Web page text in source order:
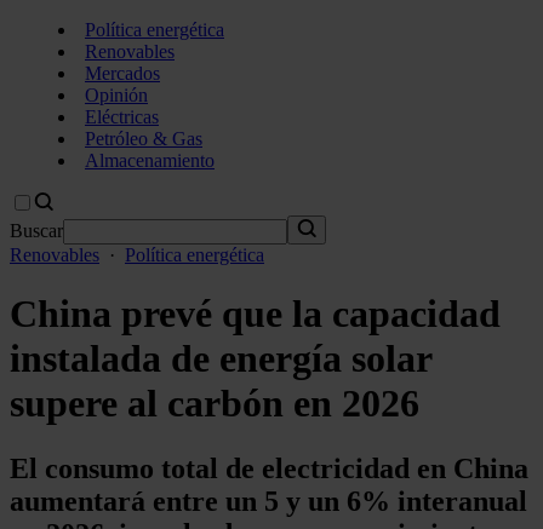
Política energética
Renovables
Mercados
Opinión
Eléctricas
Petróleo & Gas
Almacenamiento
Buscar
Renovables · Política energética
China prevé que la capacidad
instalada de energía solar
supere al carbón en 2026
El consumo total de electricidad en China
aumentará entre un 5 y un 6% interanual